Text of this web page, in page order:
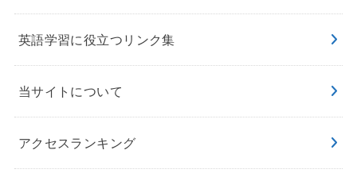
英語学習に役立つリンク集
当サイトについて
アクセスランキング